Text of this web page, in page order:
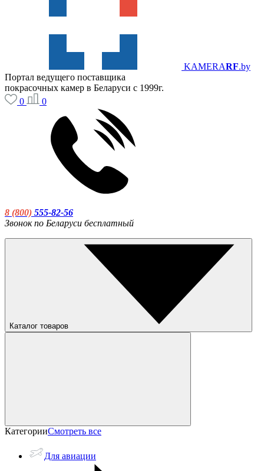
KAMERARF.by
Портал ведущего поставщика
покрасочных камер в Беларуси с 1999г.
0
0
8 (800) 555-82-56
Звонок по Беларуси бесплатный
Каталог товаров
КатегорииСмотреть все
Для авиации